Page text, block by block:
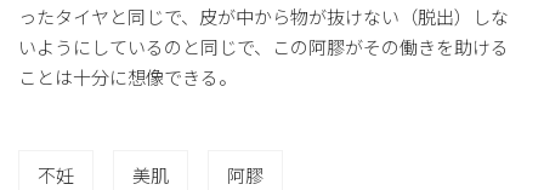
ったタイヤと同じで、皮が中から物が抜けない（脱出）しな
いようにしているのと同じで、この阿膠がその働きを助ける
ことは十分に想像できる。
不妊 美肌 阿膠